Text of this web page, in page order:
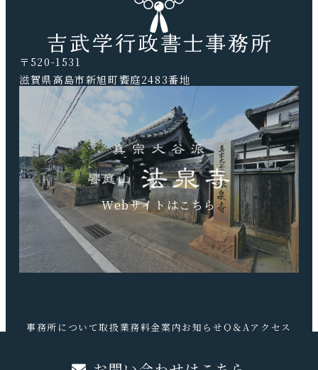
〒520-1531
滋賀県高島市新旭町饗庭2483番地
TEL.0740-20-9041 FAX.0740-20-9042
Webサイトはこちら
事務所について取扱業務料金案内お知らせQ＆Aアクセス